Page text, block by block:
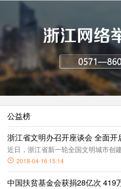
公益榜
浙江省文明办召开座谈会 全面
近日，浙江省新一轮全国文明城市创
2018-04-16 15:14
中国扶贫基金会获捐28亿次 419